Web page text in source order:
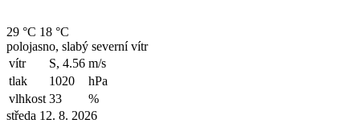
29 °C 18 °C
polojasno, slabý severní vítr
vítr
S, 4.56 m/s
tlak
1020
hPa
vlhkost 33
%
středa 12. 8. 2026